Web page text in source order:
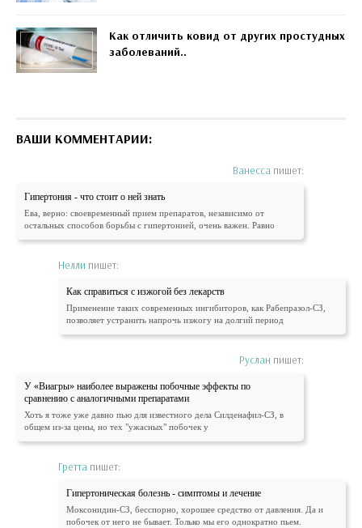
Как отличить ковид от других простудных
заболеваний..
ВАШИ КОММЕНТАРИИ:
Ванесса пишет:
Гипертония - что стоит о ней знать
Ева, верно: своевременный прием препаратов, независимо от
остальных способов борьбы с гипертонией, очень важен. Равно
Нелли пишет:
Как справиться с изжогой без лекарств
Применение таких современных ингибиторов, как Рабепразол-СЗ,
позволяет устранить напрочь изжогу на долгий период
Руслан пишет:
У «Виагры» наиболее выражены побочные эффекты по
сравнению с аналогичными препаратами
Хоть я тоже уже давно пью для известного дела Силденафил-СЗ, в
общем из-за цены, но тех "ужасных" побочек у
Гретта пишет:
Гипертоническая болезнь - симптомы и лечение
Моксонидин-СЗ, бесспорно, хорошее средство от давления. Да и
побочек от него не бывает. Только мы его однократно пьем.